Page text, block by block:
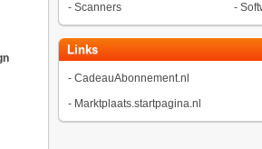
- Scanners -
Links
- CadeauAbonnement.nl
- Marktplaats.startpagina.nl